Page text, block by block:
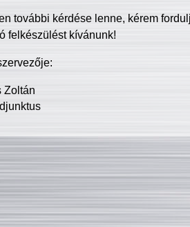
további kérdése lenne, kérem
felkészülést kívánunk!
Zoltán